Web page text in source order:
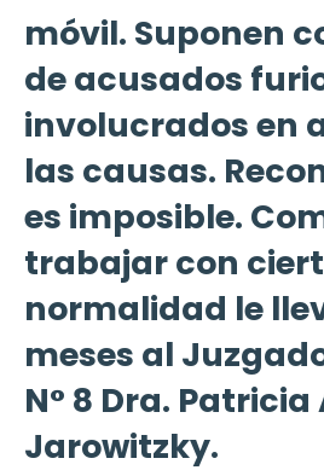
móvil. Suponen
de acusados
involucrados en
las causas.
es imposible.
trabajar con
normalidad le
meses al
N° 8 Dra.
Jarowitzky.